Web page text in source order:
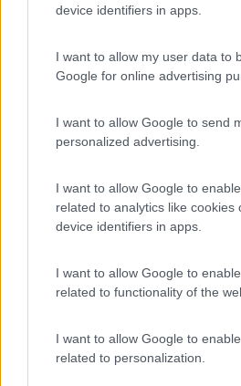
device identifiers in apps.
I want to allow my user data to
Google for online advertising
I want to allow Google to send
personalized advertising.
I want to allow Google to
related to analytics like cookies
device identifiers in apps.
I want to allow Google to
related to functionality of the
I want to allow Google to
related to personalization.
Prezzo
Pulizia Servizi
valemartyn
Camping con servizi un po'
quel che serve. Spazi ampi
e viali di accessi. Gestori
Posizionato a circa 500 metri
pista ciclabile che da
distante circa 1 km dal
la stessa ciclabile.
Accessibilità Accoglienza